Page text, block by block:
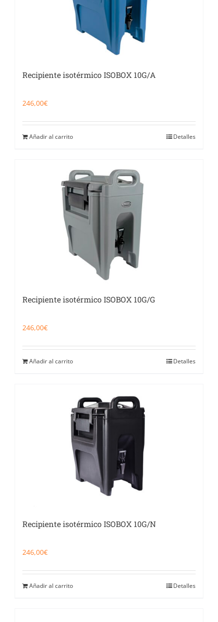
Recipiente isotérmico ISOBOX 10G/A
246,00€
Añadir al carrito Detalles
Recipiente isotérmico ISOBOX 10G/G
246,00€
Añadir al carrito Detalles
Recipiente isotérmico ISOBOX 10G/N
246,00€
Añadir al carrito Detalles